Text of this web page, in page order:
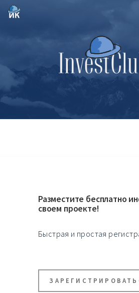
Разместите бесплатно
своем проекте!
Быстрая и простая